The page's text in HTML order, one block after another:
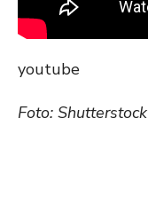
youtube
Foto: Shutterstock